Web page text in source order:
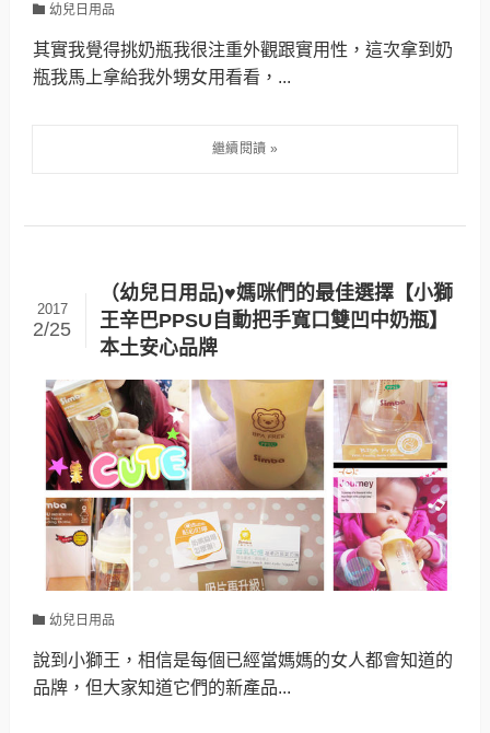
幼兒日用品
其實我覺得挑奶瓶我很注重外觀跟實用性，這次拿到奶
瓶我馬上拿給我外甥女用看看，...
（幼兒日用品)♥媽咪們的最佳選擇【小獅
王辛巴PPSU自動把手寬口雙凹中奶瓶】
本土安心品牌
2017
2/25
幼兒日用品
說到小獅王，相信是每個已經當媽媽的女人都會知道的
品牌，但大家知道它們的新產品...